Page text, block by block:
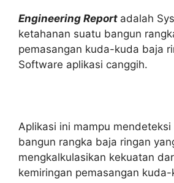
Engineering Report adalah
ketahanan suatu bangun
pemasangan kuda-kuda baja
Software aplikasi canggih.
Aplikasi ini mampu mendeteksi
bangun rangka baja ringan
mengkalkulasikan kekuatan
kemiringan pemasangan